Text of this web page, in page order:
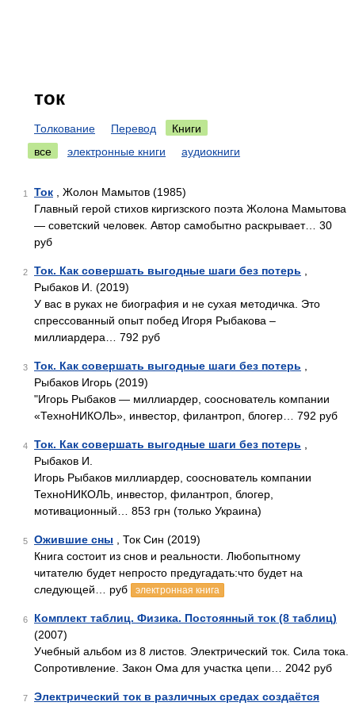
ток
Толкование Перевод
Книги
все
электронные книги аудиокниги
1 Ток , Жолон Мамытов (1985)
Главный герой стихов киргизского поэта Жолона Мамытова
— советский человек. Автор самобытно раскрывает… 30
руб
2 Ток. Как совершать выгодные шаги без потерь
Рыбаков И. (2019)
У вас в руках не биография и не сухая методичка. Это
спрессованный опыт побед Игоря Рыбакова –
миллиардера… 792 руб
3 Ток. Как совершать выгодные шаги без потерь
Рыбаков Игорь (2019)
"Игорь Рыбаков — миллиардер, сооснователь компании
«ТехноНИКОЛЬ», инвестор, филантроп, блогер… 792 руб
4 Ток. Как совершать выгодные шаги без потерь
Рыбаков И.
Игорь Рыбаков миллиардер, сооснователь компании
ТехноНИКОЛЬ, инвестор, филантроп, блогер,
мотивационный… 853 грн (только Украина)
5 Ожившие сны , Ток Син (2019)
Книга состоит из снов и реальности. Любопытному
читателю будет непросто предугадать:что будет на
следующей… руб
электронная книга
6
Комплект таблиц. Физика. Постоянный ток (8 таблиц)
(2007)
Учебный альбом из 8 листов. Электрический ток. Сила тока.
Сопротивление. Закон Ома для участка цепи… 2042 руб
7
Электрический ток в различных средах создаётся